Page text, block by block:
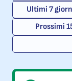
Ultimi 7
Prossimi